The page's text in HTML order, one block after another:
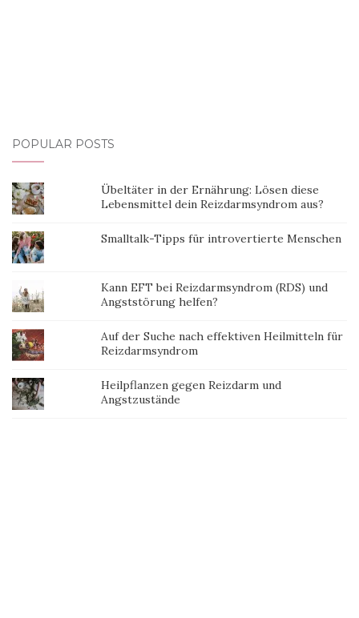
POPULAR POSTS
Übeltäter in der Ernährung: Lösen diese
Lebensmittel dein Reizdarmsyndrom aus?
Smalltalk-Tipps für introvertierte Menschen
Kann EFT bei Reizdarmsyndrom (RDS) und
Angststörung helfen?
Auf der Suche nach effektiven Heilmitteln für
Reizdarmsyndrom
Heilpflanzen gegen Reizdarm und
Angstzustände